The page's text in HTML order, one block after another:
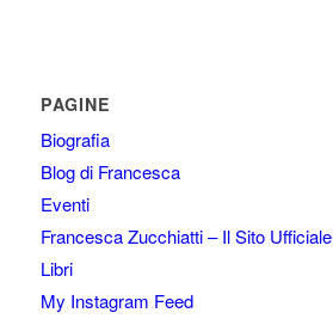
PAGINE
Biografia
Blog di Francesca
Eventi
Francesca Zucchiatti – Il Sito Ufficiale
Libri
My Instagram Feed